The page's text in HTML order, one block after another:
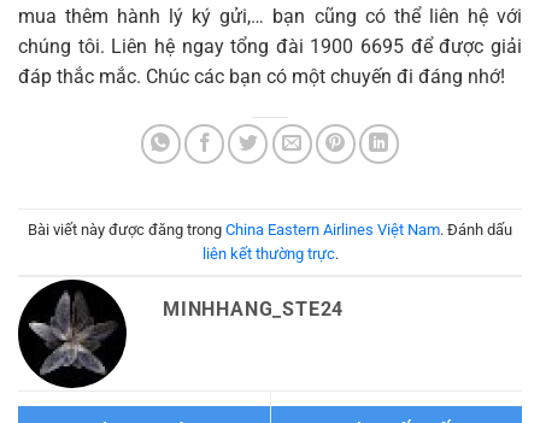
mua thêm hành lý ký gửi,… bạn cũng có thể liên hệ với
chúng tôi. Liên hệ ngay tổng đài 1900 6695 để được giải
đáp thắc mắc. Chúc các bạn có một chuyến đi đáng nhớ!
Bài viết này được đăng trong China Eastern Airlines Việt Nam. Đánh dấu
liên kết thường trực.
MINHHANG_STE24